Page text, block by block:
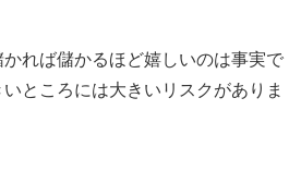
れば儲かるほど嬉しいのは事実で
ところには大きいリスクがありま